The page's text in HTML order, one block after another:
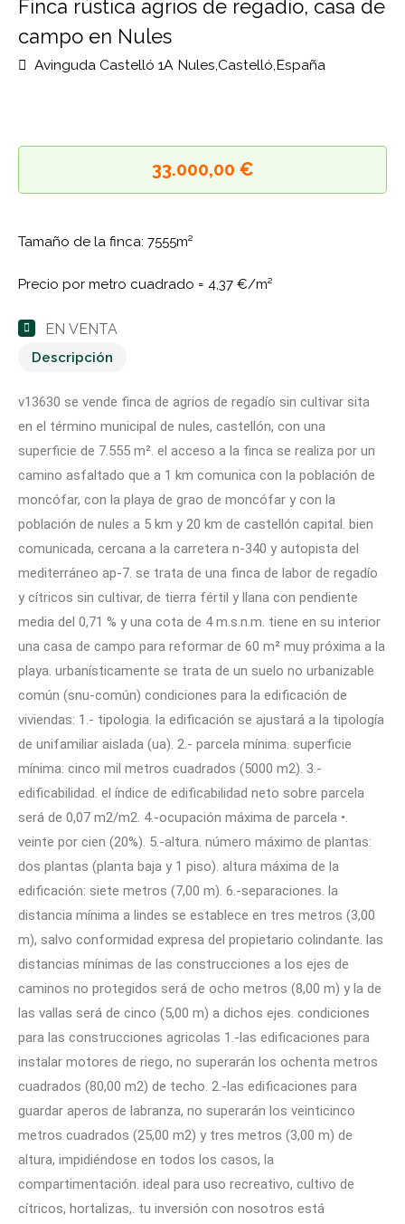
EN VENTA
Finca rústica agrios de regadío, casa
33.000,00 €
Tamaño de la finca: 7555m²
Precio por metro cuadrado = 4,37 €/m²
EN VENTA
Descripción
v13630 se vende finca de agrios de regadío sin cultivar sita
en el término municipal de nules, castellón, con una
superficie de 7.555 m². el acceso a la finca se realiza por un
camino asfaltado que a 1 km comunica con la población de
moncófar, con la playa de grao de moncófar y con la
población de nules a 5 km y 20 km de castellón capital. bien
comunicada, cercana a la carretera n-340 y autopista del
mediterráneo ap-7. se trata de una finca de labor de regadío
y cítricos sin cultivar, de tierra fértil y llana con pendiente
media del 0,71 % y una cota de 4 m.s.n.m. tiene en su interior
una casa de campo para reformar de 60 m² muy próxima a la
playa. urbanísticamente se trata de un suelo no urbanizable
común (snu-común) condiciones para la edificación de
viviendas: 1.- tipologia. la edificación se ajustará a la tipología
de unifamiliar aislada (ua). 2.- parcela mínima. superficie
mínima: cinco mil metros cuadrados (5000 m2). 3.-
edificabilidad. el índice de edificabilidad neto sobre parcela
será de 0,07 m2/m2. 4.-ocupación máxima de parcela •.
veinte por cien (20%). 5.-altura. número máximo de plantas:
dos plantas (planta baja y 1 piso). altura máxima de la
edificación: siete metros (7,00 m). 6.-separaciones. la
distancia mínima a lindes se establece en tres metros (3,00
m), salvo conformidad expresa del propietario colindante. las
distancias mínimas de las construcciones a los ejes de
caminos no protegidos será de ocho metros (8,00 m) y la de
las vallas será de cinco (5,00 m) a dichos ejes. condiciones
para las construcciones agricolas 1.-las edificaciones para
instalar motores de riego, no superarán los ochenta metros
cuadrados (80,00 m2) de techo. 2.-las edificaciones para
guardar aperos de labranza, no superarán los veinticinco
metros cuadrados (25,00 m2) y tres metros (3,00 m) de
altura, impidiéndose en todos los casos, la
compartimentación. ideal para uso recreativo, cultivo de
cítricos, hortalizas,. tu inversión con nosotros está